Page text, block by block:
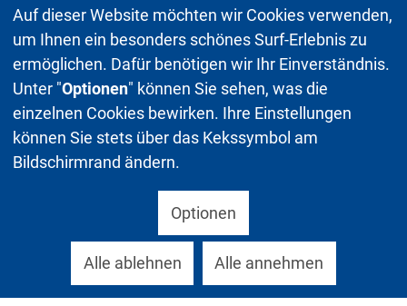
Auf dieser Website möchten wir Cookies verwenden,
um Ihnen ein besonders schönes Surf-Erlebnis zu
ermöglichen. Dafür benötigen wir Ihr Einverständnis.
Unter "Optionen" können Sie sehen, was die
einzelnen Cookies bewirken. Ihre Einstellungen
können Sie stets über das Kekssymbol am
Bildschirmrand ändern.
Optionen
Alle ablehnen Alle annehmen